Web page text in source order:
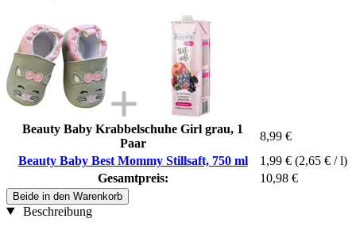
Beauty Baby Krabbelschuhe Girl grau, 1
Paar
8,99 €
Beauty Baby Best Mommy Stillsaft, 750 ml
1,99 € (2,65 € / l)
Gesamtpreis:
10,98 €
Beide in den Warenkorb
Beschreibung